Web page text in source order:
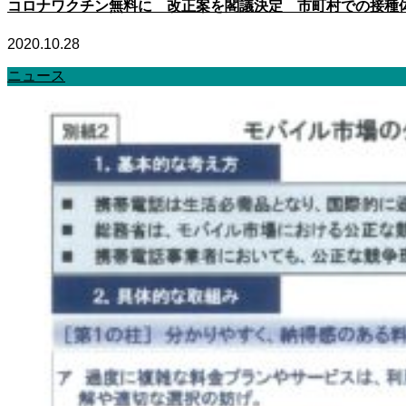
コロナワクチン無料に 改正案を閣議決定 市町村での接種
2020.10.28
ニュース